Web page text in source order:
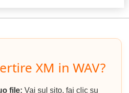
XM in WAV?
file: Vai sul sito, fai clic su